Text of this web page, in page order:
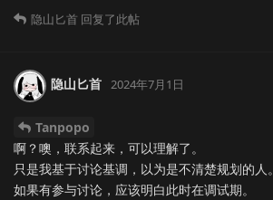
隐山匕首 回复了此帖
隐山匕首 2024年7月1日
Tanpopo
啊？噢，联系起来，可以理解了。
只是我基于讨论基调，以为是不清楚规划的人。
如果有参与讨论，应该明白此时在调试期。